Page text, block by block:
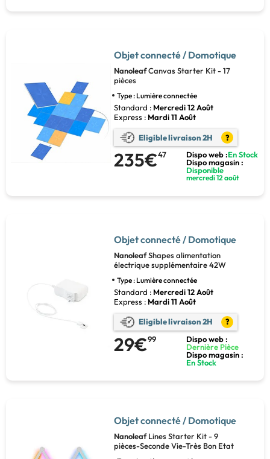
Objet connecté / Domotique
NanoleafCanvas Starter Kit - 17
pièces
Type : Lumière connectée
Standard : Mercredi 12 Août
Express : Mardi 11 Août
Eligible livraison 2H ?
235€47 Dispo web :En Stock
Dispo magasin :
Disponible
mercredi 12 août
Objet connecté / Domotique
NanoleafShapes alimentation
électrique supplémentaire 42W
Type : Lumière connectée
Standard : Mercredi 12 Août
Express : Mardi 11 Août
Eligible livraison 2H ?
29€99
Dispo web :
Dernière Pièce
Dispo magasin :
En Stock
Objet connecté / Domotique
NanoleafLines Starter Kit - 9
pièces-Seconde Vie-Très Bon Etat